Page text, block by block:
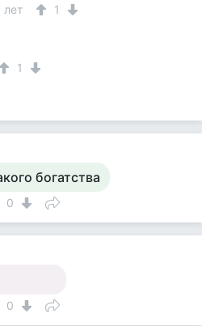
лет 1
1
богатства
0
0